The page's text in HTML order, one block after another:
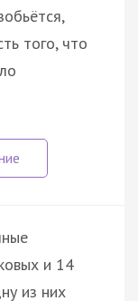
того, что
и 14
из них